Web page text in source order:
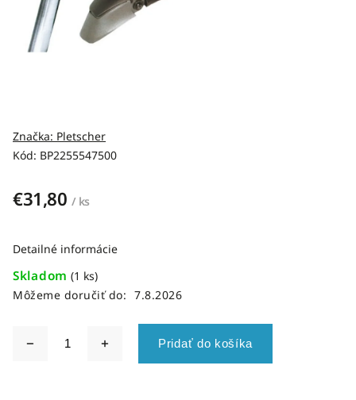
Kód: BP2255547500
Značka: Pletscher
€31,80 / ks
Skladom (1 ks)
Môžeme doručiť do: 7.8.2026
Pridať do košíka
Detailné informácie